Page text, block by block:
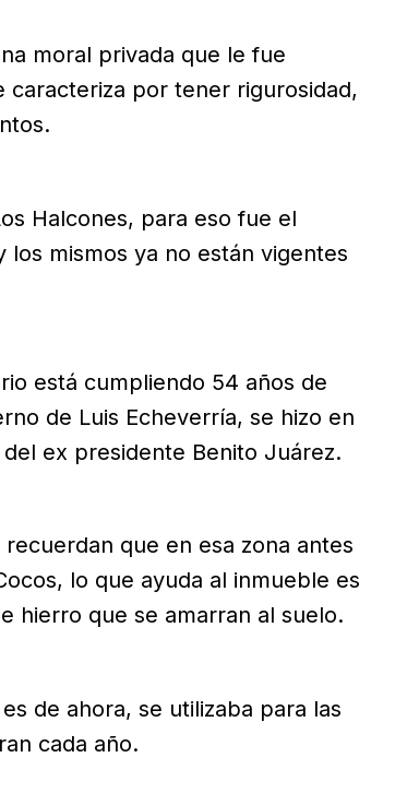
moral privada que le fue
por tener rigurosidad,
Halcones, para eso fue el
mismos ya no están vigentes
está cumpliendo 54 años de
de Luis Echeverría, se hizo en
ex presidente Benito Juárez.
que en esa zona antes
lo que ayuda al inmueble es
hierro que se amarran al suelo.
de ahora, se utilizaba para las
cada año.